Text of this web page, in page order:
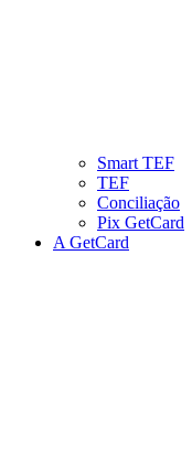
Smart TEF
TEF
Conciliação
Pix GetCard
A GetCard